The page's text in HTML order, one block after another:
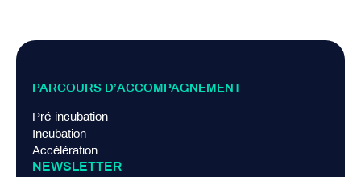
PARCOURS D’ACCOMPAGNEMENT
Pré-incubation
Incubation
Accélération
NEWSLETTER